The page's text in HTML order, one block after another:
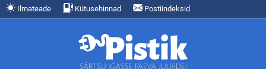
Ilmateade Kütusehinnad Postiindeksid